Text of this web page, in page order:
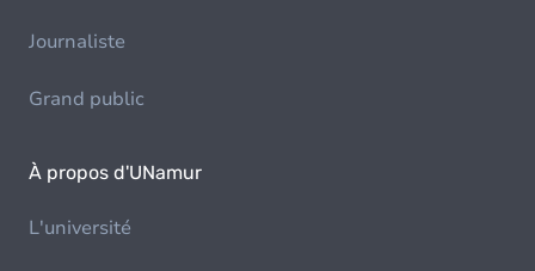
Journaliste
Grand public
À propos d'UNamur
L'université